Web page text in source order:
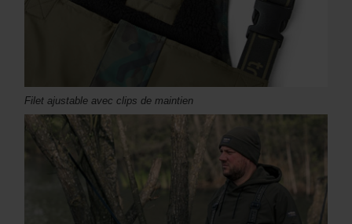
Filet ajustable avec clips de maintien